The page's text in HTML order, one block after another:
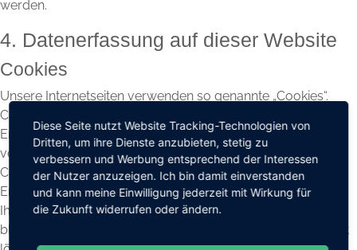
werden.
4. Datenerfassung auf dieser Website
Cookies
Unsere Internetseiten verwenden so genannte „Cookies“.
Cookies sind kleine Textdateien und richten auf Ihrem
Endgerät keinen Schaden an. Sie werden entweder
vorübergehend für die Dauer einer Sitzung (Session-
Cookies) oder dauerhaft (permanente Cookies) auf Ihrem
Endgerät gespeichert. Session-Cookies werden nach Ende
Ihres Besuchs automatisch gelöscht. Permanente Cookies
bleiben auf Ihrem Endgerät gespeichert, bis Sie diese selbst
Diese Seite nutzt Website Tracking-Technologien von
Dritten, um ihre Dienste anzubieten, stetig zu
verbessern und Werbung entsprechend der Interessen
der Nutzer anzuzeigen. Ich bin damit einverstanden
und kann meine Einwilligung jederzeit mit Wirkung für
die Zukunft widerrufen oder ändern.